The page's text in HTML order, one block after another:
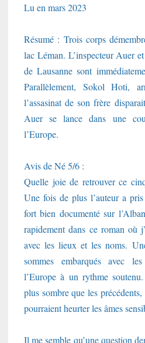
Lu en mars 2023
Résumé : Trois corps
lac Léman. L’inspecteur Auer
de Lausanne sont
Parallèlement, Sokol Hoti,
l’assasinat de son frère
Auer se lance dans une
l’Europe.
Avis de Né 5/6 :
Quelle joie de retrouver ce
Une fois de plus l’auteur a
fort bien documenté sur
rapidement dans ce roman où
avec les lieux et les noms.
sommes embarqués avec
l’Europe à un rythme
plus sombre que les
pourraient heurter les âmes
Il me semble qu’une question